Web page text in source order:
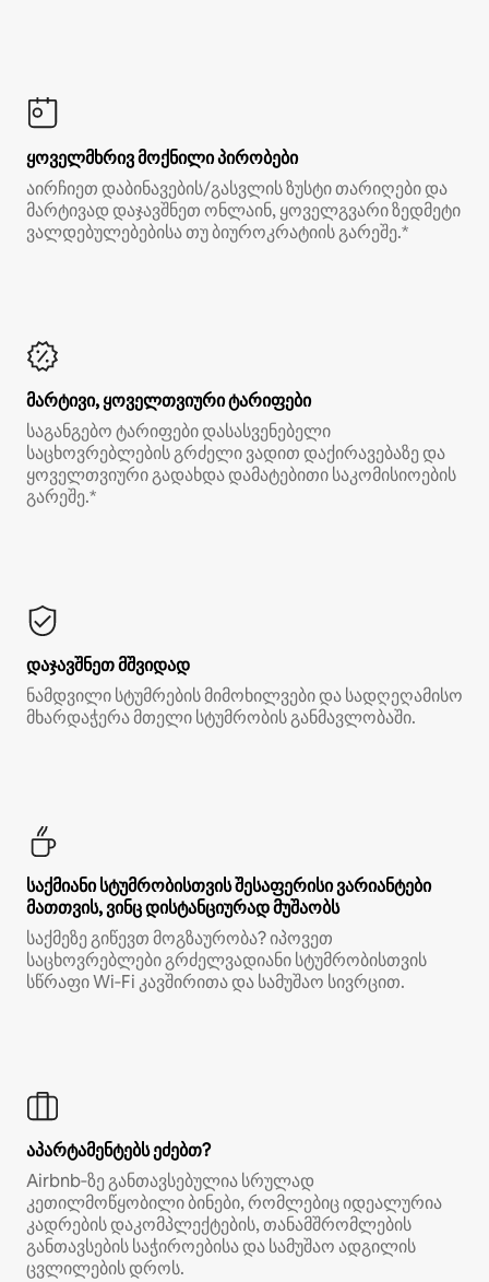
ყოველმხრივ მოქნილი პირობები
აირჩიეთ დაბინავების/გასვლის ზუსტი თარიღები და
მარტივად დაჯავშნეთ ონლაინ, ყოველგვარი ზედმეტი
ვალდებულებებისა თუ ბიუროკრატიის გარეშე.*
მარტივი, ყოველთვიური ტარიფები
საგანგებო ტარიფები დასასვენებელი
საცხოვრებლების გრძელი ვადით დაქირავებაზე და
ყოველთვიური გადახდა დამატებითი საკომისიოების
გარეშე.*
დაჯავშნეთ მშვიდად
ნამდვილი სტუმრების მიმოხილვები და სადღეღამისო
მხარდაჭერა მთელი სტუმრობის განმავლობაში.
საქმიანი სტუმრობისთვის შესაფერისი ვარიანტები
მათთვის, ვინც დისტანციურად მუშაობს
საქმეზე გიწევთ მოგზაურობა? იპოვეთ
საცხოვრებლები გრძელვადიანი სტუმრობისთვის
სწრაფი Wi‑Fi კავშირითა და სამუშაო სივრცით.
აპარტამენტებს ეძებთ?
Airbnb‑ზე განთავსებულია სრულად
კეთილმოწყობილი ბინები, რომლებიც იდეალურია
კადრების დაკომპლექტების, თანამშრომლების
განთავსების საჭიროებისა და სამუშაო ადგილის
ცვლილების დროს.